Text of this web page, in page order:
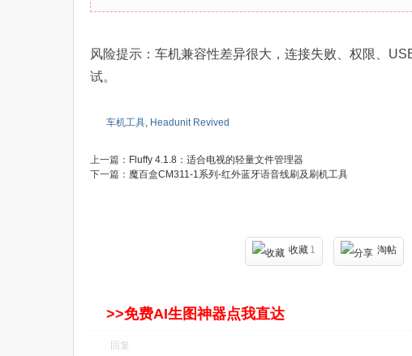
风险提示：车机兼容性差异很大，连接失败、权限、
试。
车机工具, Headunit Revived
上一篇： Fluffy 4.1.8：适合电视的轻量文件管理器
下一篇： 魔百盒CM311-1系列-红外蓝牙语音线刷及刷机工具
收藏 1 淘帖
>>免费AI生图神器点我直达
回复